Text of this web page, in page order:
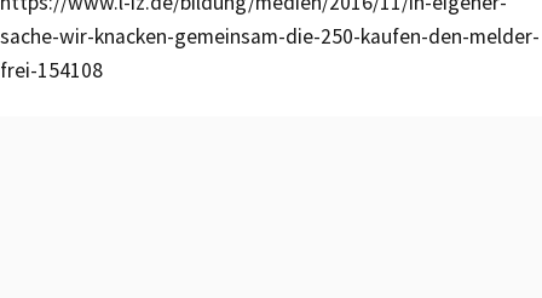
sache-wir-knacken-gemeinsam-die-250-kaufen-den-melder-
frei-154108